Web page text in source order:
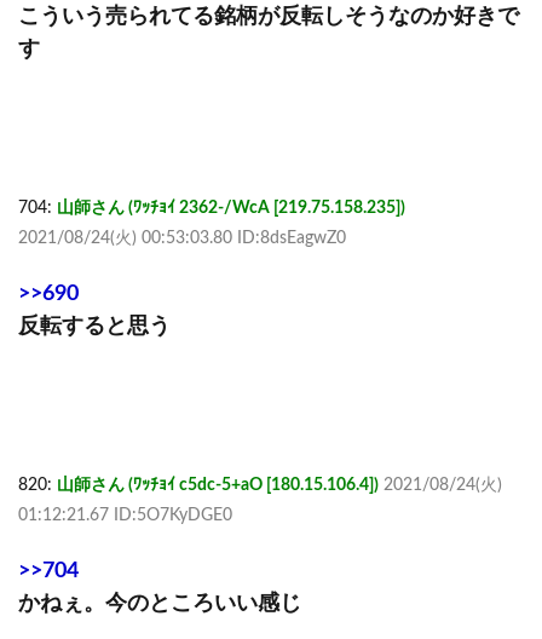
こういう売られてる銘柄が反転しそうなのか好きで
す
704: 山師さん (ﾜｯﾁｮｲ 2362-/WcA [219.75.158.235])
2021/08/24(火) 00:53:03.80 ID:8dsEagwZ0
>>690
反転すると思う
820: 山師さん (ﾜｯﾁｮｲ c5dc-5+aO [180.15.106.4]) 2021/08/24(火)
01:12:21.67 ID:5O7KyDGE0
>>704
かねぇ。今のところいい感じ